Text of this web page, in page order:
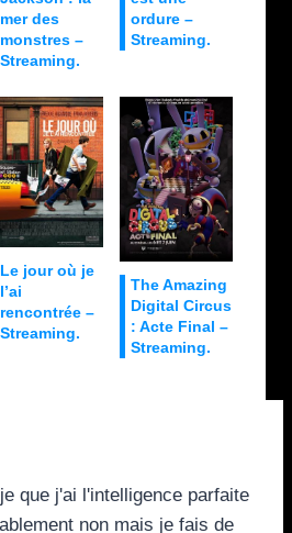
mer des
monstres –
Streaming.
ordure –
Streaming.
Le jour où je
l’ai
rencontrée –
Streaming.
The Amazing
Digital Circus
: Acte Final –
Streaming.
que j'ai l'intelligence parfaite
non mais je fais de